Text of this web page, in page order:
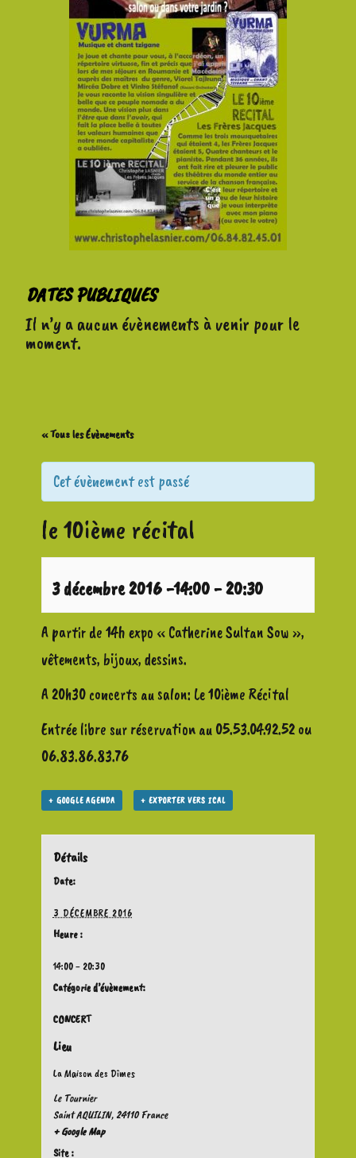
DATES PUBLIQUES
Il n’y a aucun évènements à venir pour le
moment.
« Tous les Évènements
Cet évènement est passé
le 10ième récital
3 décembre 2016 -14:00-20:30
A partir de 14h expo « Catherine Sultan Sow »,
vêtements, bijoux, dessins.
A 20h30 concerts au salon: Le 10ième Récital
Entrée libre sur réservation au 05.53.04.92.52 ou
06.83.86.83.76
+ GOOGLE AGENDA + EXPORTER VERS ICAL
Détails
Date:
3 DÉCEMBRE 2016
Heure :
14:00 - 20:30
Catégorie d’évènement:
CONCERT
Lieu
La Maison des Dîmes
Le Tournier
Saint AQUILIN,24110 France
+ Google Map
Site :